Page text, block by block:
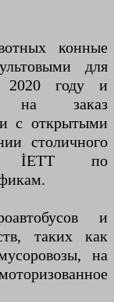
конные
для
2020 году и
на заказ
с открытыми
столичного
İETT по
и
таких как
на